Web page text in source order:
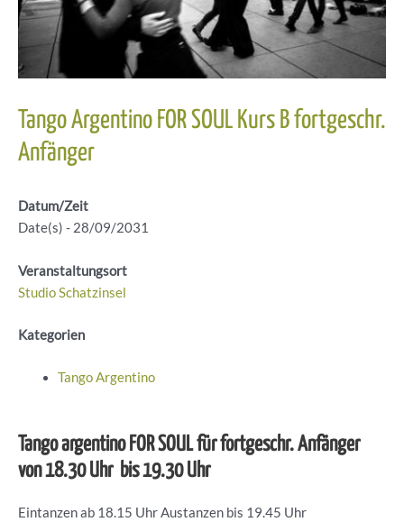
Tango Argentino FOR SOUL Kurs B fortgeschr.
Anfänger
Datum/Zeit
Date(s) - 28/09/2031
Veranstaltungsort
Studio Schatzinsel
Kategorien
Tango Argentino
Tango argentino FOR SOUL für fortgeschr. Anfänger
von 18.30 Uhr bis 19.30 Uhr
Eintanzen ab 18.15 Uhr Austanzen bis 19.45 Uhr